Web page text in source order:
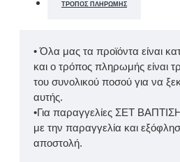
ΤΡΌΠΟΣ ΠΛΗΡΩΜΉΣ
• Όλα μας τα προϊόντα είναι
και ο τρόπος πληρωμής είναι
του συνολικού ποσού για να
αυτής.
•Για παραγγελίες ΣΕΤ
με την παραγγελία και
αποστολή.